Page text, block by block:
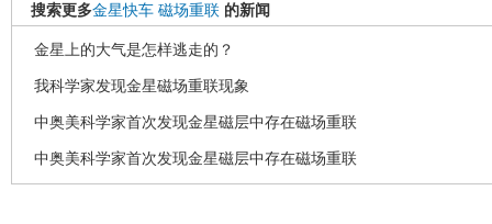
搜索更多金星快车 磁场重联 的新闻
金星上的大气是怎样逃走的？
我科学家发现金星磁场重联现象
中奥美科学家首次发现金星磁层中存在磁场重联
中奥美科学家首次发现金星磁层中存在磁场重联